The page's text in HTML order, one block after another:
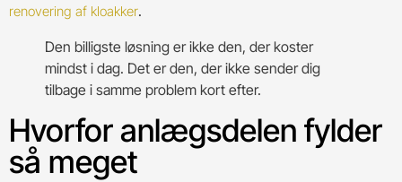
renovering af kloakker.
Den billigste løsning er ikke den, der koster
mindst i dag. Det er den, der ikke sender dig
tilbage i samme problem kort efter.
Hvorfor anlægsdelen fylder
så meget